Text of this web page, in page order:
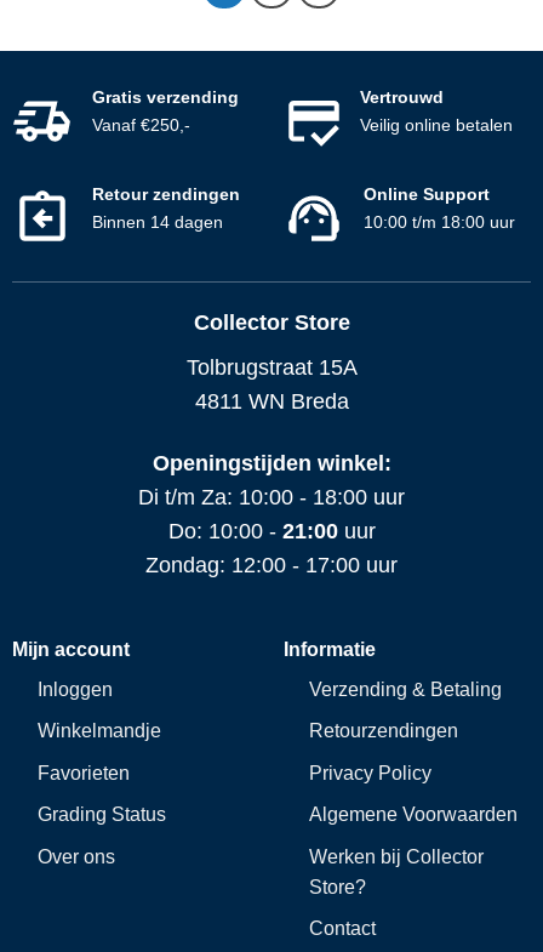
Gratis verzending
Vanaf €250,-
Vertrouwd
Veilig online betalen
Retour zendingen
Binnen 14 dagen
Online Support
10:00 t/m 18:00 uur
Collector Store
Tolbrugstraat 15A
4811 WN Breda
Openingstijden winkel:
Di t/m Za: 10:00 - 18:00 uur
Do: 10:00 - 21:00uur
Zondag: 12:00 - 17:00 uur
Mijn account
Inloggen
Winkelmandje
Favorieten
Grading Status
Over ons
Informatie
Verzending & Betaling
Retourzendingen
Privacy Policy
Algemene Voorwaarden
Werken bij Collector
Store?
Contact